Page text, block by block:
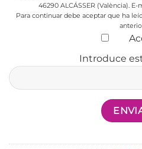
46290 ALCÁSSER (València).
Para continuar debe aceptar que ha
Introduce